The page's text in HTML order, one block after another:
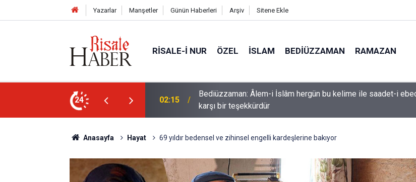
Yazarlar Manşetler Günün Haberleri Arşiv Sitene Ekle
RISALE-I NUR ÖZEL İSLAM BEDIÜZZAMAN RAMAZAN
24
bu kelime ile saadet-i ebediye müjdesine
01:45 Cimrilik etme ki, Allah da senden ihsanını kesmesin
Anasayfa Hayat 69 yıldır bedensel ve zihinsel engelli kardeşlerine bakıyor